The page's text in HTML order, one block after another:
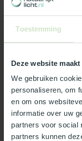
Toestemming
Deze website
We gebruiken
personaliseren, om
en om ons
informatie over uw
partners voor social
partners kunnen
Neem
Specificaties
Reviews